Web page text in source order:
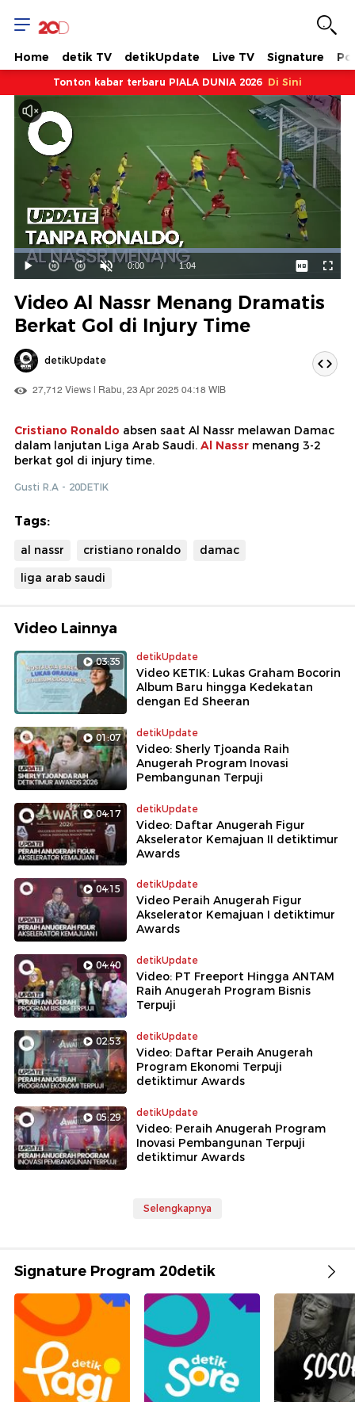
Home detik TV detikUpdate Live TV Signature
Tonton kabar terbaru PIALA DUNIA 2026 Di Sini
Mainkan
Suara
Hidup
Waktu
ini
0:00 / Durasi
1:04
Dimuat:
100.00%
Video Al Nassr Menang Dramatis
Berkat Gol di Injury Time
detikUpdate
27,712 Views | Rabu, 23 Apr 2025 04:18 WIB
Cristiano Ronaldo absen saat Al Nassr melawan Damac
dalam lanjutan Liga Arab Saudi. Al Nassr menang 3-2
berkat gol di injury time.
Gusti R.A - 20DETIK
Tags:
al nassr cristiano ronaldo
damac
liga arab saudi
Video Lainnya
03:35 detikUpdate
Video KETIK: Lukas Graham Bocorin
Album Baru hingga Kedekatan
dengan Ed Sheeran
01:07 detikUpdate
Video: Sherly Tjoanda Raih
Anugerah Program Inovasi
Pembangunan Terpuji
04:17 detikUpdate
Video: Daftar Anugerah Figur
Akselerator Kemajuan II detiktimur
Awards
04:15 detikUpdate
Video Peraih Anugerah Figur
Akselerator Kemajuan I detiktimur
Awards
04:40 detikUpdate
Video: PT Freeport Hingga ANTAM
Raih Anugerah Program Bisnis
Terpuji
02:53 detikUpdate
Video: Daftar Peraih Anugerah
Program Ekonomi Terpuji
detiktimur Awards
05:29 detikUpdate
Video: Peraih Anugerah Program
Inovasi Pembangunan Terpuji
detiktimur Awards
Selengkapnya
Signature Program 20detik